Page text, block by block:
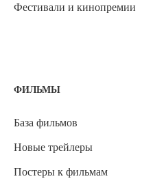
Фестивали и кинопремии
ФИЛЬМЫ
База фильмов
Новые трейлеры
Постеры к фильмам